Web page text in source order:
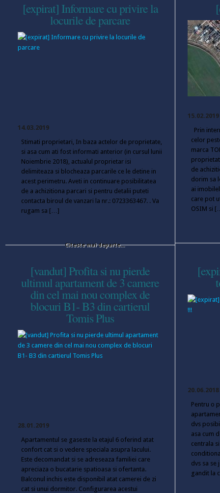
[expirat] Informare cu privire la
locurile de parcare
14.03.2019
Stimati proprietari, In baza actelor de proprietate,
si asa cum ati fost informati anterior (in cursul lunii
Noiembrie 2018), actualul proprietar isi
delimiteaza si blocheaza parcarile ce le detine in
acest perimetru. Aveti in continuare posibilitatea
de a achizitiona parcari si pentru detalii puteti
contacta biroul de vanzari la nr.: 0723363467. . Va
rugam sa […]
Citeste mai departe...
15.02.2019
Prin
celor
marca
de
dorim sa
ai
care pot
OSIM si
[vandut] Profita si nu pierde
ultimul apartament de 3 camere
din cel mai nou complex de
blocuri B1- B3 din cartierul
Tomis Plus
28.01.2019
Apartamentul se gaseste la etajul 6 oferind atat
confort cat si o vedere speciala asupra lacului.
Este decomandat si se adreseaza familiei care
apreciaza o bucatarie spatioasa si ofertanta.
Balconul inchis este disponibil atat camerei de zi
cat si unui dormitor. Configurarea acestui
20.06.2018
Pentru o
dvs
asa cum
centrala
dvs sa se
gandit la